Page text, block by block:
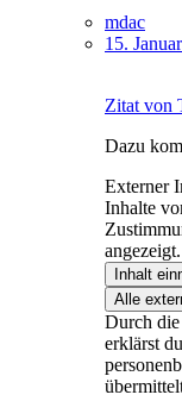
mdac
15.
Zitat von
Dazu
Externer
Inhalte
angezeigt.
Inhalt
Alle
Durch
erklärst